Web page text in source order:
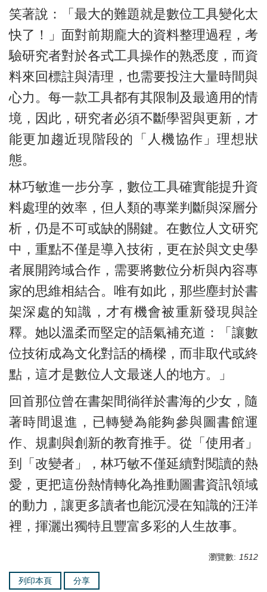
笑著說：「最大的難題就是數位工具變化太
快了！」面對前期龐大的資料整理過程，考
驗研究者對於各式工具操作的熟悉度，而資
料來回標註與清理，也需要投注大量時間與
心力。每一款工具都有其限制及最適用的情
境，因此，研究者必須不斷學習與更新，才
能更加趨近現階段的「人機協作」理想狀
態。
林巧敏進一步分享，數位工具確實能提升資
料處理的效率，但人類的專業判斷與深層分
析，仍是不可或缺的關鍵。在數位人文研究
中，重點不僅是導入技術，更在於與文史學
者展開跨域合作，需要將數位分析與內容專
家的思維相結合。唯有如此，那些塵封於書
架深處的知識，才有機會被重新發現與詮
釋。她以溫柔而堅定的語氣補充道：「讓數
位技術成為文化對話的橋樑，而非取代或終
點，這才是數位人文最迷人的地方。」
回首那位曾在書架間徜徉於書海的少女，隨
著時間退進，已轉變為能夠參與圖書館運
作、規劃與創新的教育推手。從「使用者」
到「改變者」，林巧敏不僅延續對閱讀的熱
愛，更把這份熱情轉化為推動圖書資訊領域
的動力，讓更多讀者也能沉浸在知識的汪洋
裡，揮灑出獨特且豐富多彩的人生故事。
瀏覽數: 1512
列印本頁 分享